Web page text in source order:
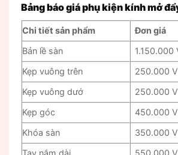
Bảng báo giá phụ kiện kính mở
Chi tiết sản phẩm
Đơn giá
Bản lề sàn
1.150.000
Kẹp vuông trên
250.000
Kẹp vuông dướ
250.000
Kẹp góc
450.000
Khóa sàn
350.000
Tay nắm dài
550.000